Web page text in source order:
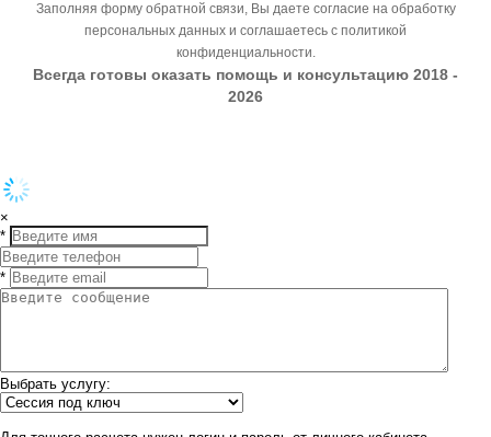
Заполняя форму обратной связи, Вы даете согласие на обработку
персональных данных и соглашаетесь с политикой
конфиденциальности.
Всегда готовы оказать помощь и консультацию 2018 -
2026
×
*
*
Выбрать услугу: